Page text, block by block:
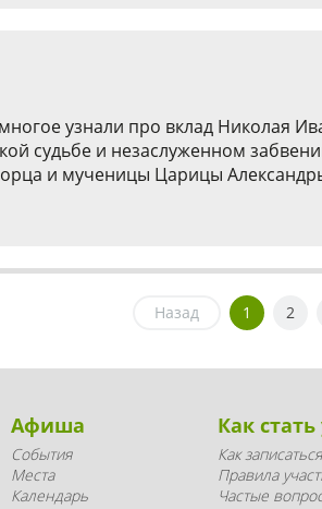
узнали про вклад Николая
судьбе и незаслуженном
и мученицы Царицы
Назад 1 2
Афиша
События
Места
Календарь
Как
Как
Правила
Частые